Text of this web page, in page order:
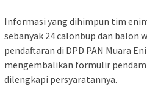
Informasi yang dihimpun tim
sebanyak 24 calonbup dan
pendaftaran di DPD PAN Muara
mengembalikan formulir
dilengkapi persyaratannya.